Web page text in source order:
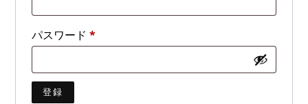
パスワード*必
登録